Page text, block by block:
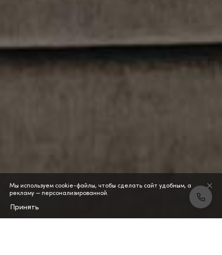
Мы используем cookie-файлы, чтобы сделать сайт удобным, а
рекламу — персонализированной.
Принять